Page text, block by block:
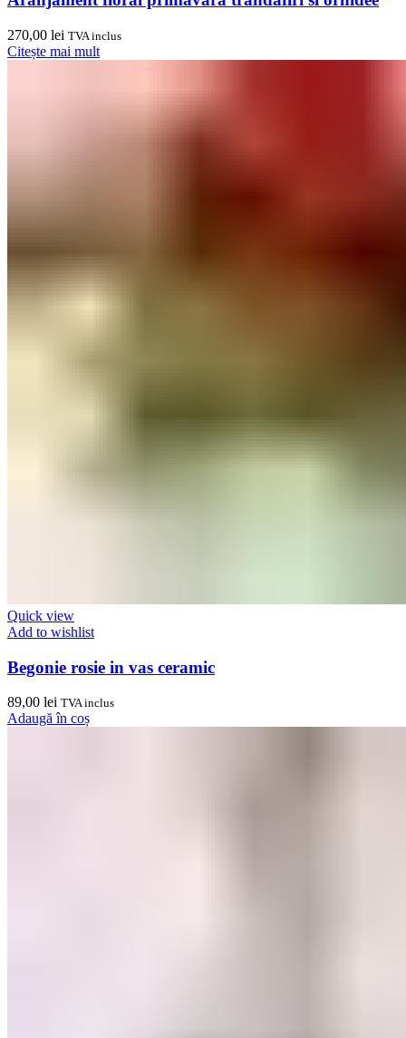
270,00 lei TVA inclus
Citește mai mult
Quick view
Add to wishlist
Begonie rosie in vas ceramic
89,00 lei TVA inclus
Adaugă în coș